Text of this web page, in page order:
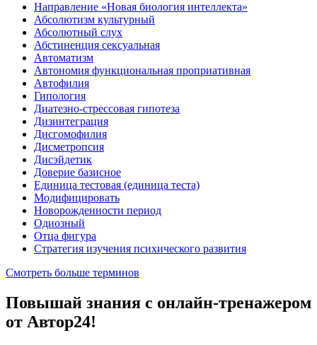
Направление «Новая биология интеллекта»
Абсолютизм культурный
Абсолютный слух
Абстиненция сексуальная
Автоматизм
Автономия функциональная проприативная
Автофилия
Гипология
Диатезно-стрессовая гипотеза
Дизинтеграция
Дисгомофилия
Дисметропсия
Дисэйдетик
Доверие базисное
Единица тестовая (единица теста)
Модифицировать
Новорожденности период
Одиозный
Отца фигура
Стратегия изучения психического развития
Смотреть больше терминов
Повышай знания с онлайн-тренажером
от Автор24!